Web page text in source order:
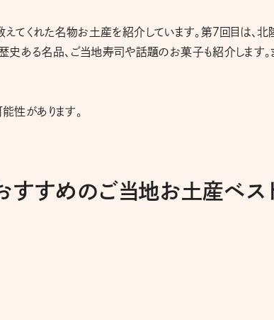
くれた名物お土産を紹介しています。第７回目は、北
史ある名品、ご当地寿司や話題のお菓子も紹介します。
性があります。
おすすめのご当地お土産ベス